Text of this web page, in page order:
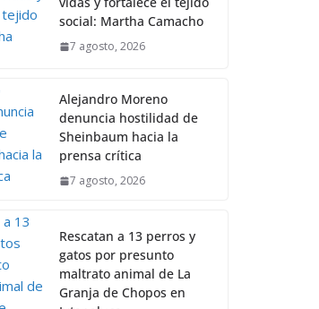
social: Martha Camacho
7 agosto, 2026
Alejandro Moreno
denuncia hostilidad de
Sheinbaum hacia la
prensa crítica
7 agosto, 2026
Rescatan a 13 perros y
gatos por presunto
maltrato animal de La
Granja de Chopos en